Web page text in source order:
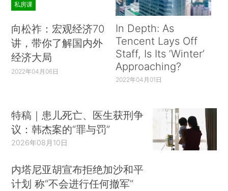
私房课
向松祚：宏观经济70
讲，带你了解国内外
经济大局
2022年04月06日
In Depth: As
Tencent Lays Off
Staff, Is Its ‘Winter’
Approaching?
2022年04月01日
特稿｜患儿死亡、医生获刑争
议：韩杰案的“罪与罚”
2026年08月10日
内塔尼亚胡宣布拒绝加沙和平
计划 称“不会进行任何撤军”